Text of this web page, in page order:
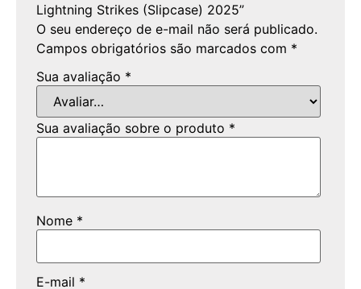
Lightning Strikes (Slipcase) 2025”
O seu endereço de e-mail não será publicado.
Campos obrigatórios são marcados com *
Sua avaliação *
Sua avaliação sobre o produto *
Nome *
E-mail *